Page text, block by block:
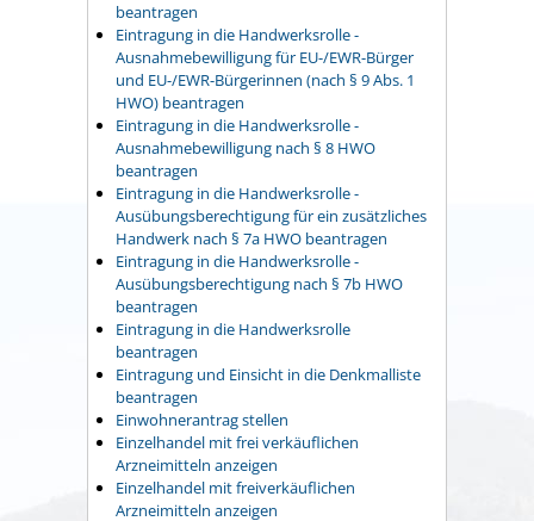
beantragen
Eintragung in die Handwerksrolle -
Ausnahmebewilligung für EU-/EWR-Bürger
und EU-/EWR-Bürgerinnen (nach § 9 Abs. 1
HWO) beantragen
Eintragung in die Handwerksrolle -
Ausnahmebewilligung nach § 8 HWO
beantragen
Eintragung in die Handwerksrolle -
Ausübungsberechtigung für ein zusätzliches
Handwerk nach § 7a HWO beantragen
Eintragung in die Handwerksrolle -
Ausübungsberechtigung nach § 7b HWO
beantragen
Eintragung in die Handwerksrolle
beantragen
Eintragung und Einsicht in die Denkmalliste
beantragen
Einwohnerantrag stellen
Einzelhandel mit frei verkäuflichen
Arzneimitteln anzeigen
Einzelhandel mit freiverkäuflichen
Arzneimitteln anzeigen